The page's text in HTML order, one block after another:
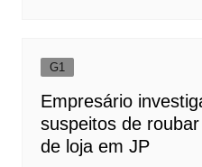
G1
Empresário
suspeitos de
de loja em JP